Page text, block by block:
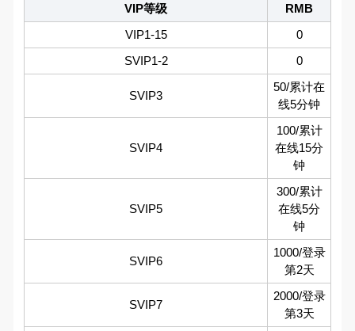
VIP等级
RMB
VIP1-15
0
SVIP1-2
0
SVIP3
50/累计在
线5分钟
SVIP4
100/累计
在线15分
钟
SVIP5
300/累计
在线5分
钟
SVIP6
1000/登录
第2天
SVIP7
2000/登录
第3天